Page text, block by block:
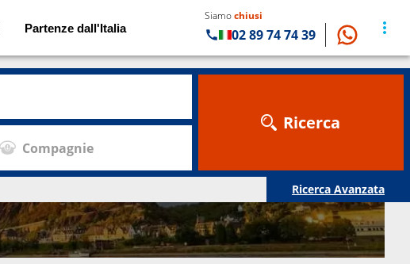
Partenze dall'Italia
Siamochiusi
02 89 74 74 39
Compagnie
Ricerca
Ricerca Avanzata